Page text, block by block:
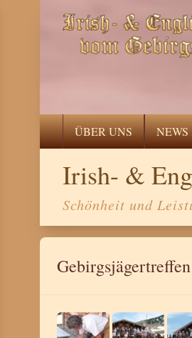
ÜBER UNS NEWS
Irish- &
Schönheit und